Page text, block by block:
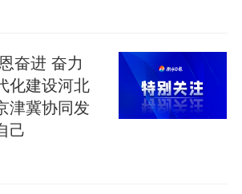
理值机、行李托运等业务，
登机，真正实现“零负担出
中的京雄快线，未来从这里
达大兴国际机场，1小时直
区。从交通畅联到同城共
奋进 奋力
化建设河北
津冀协同发
己